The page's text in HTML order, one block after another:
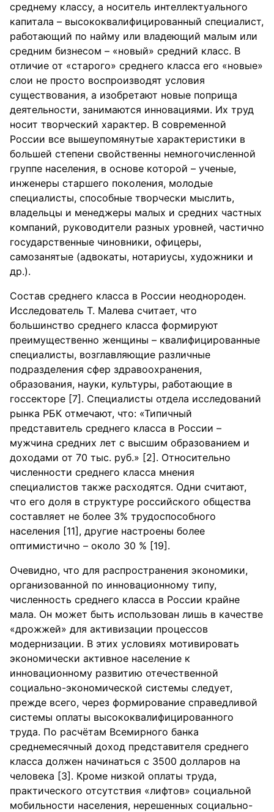
среднему классу, а носитель интеллектуального
капитала – высококвалифицированный специалист,
работающий по найму или владеющий малым или
средним бизнесом – «новый» средний класс. В
отличие от «старого» среднего класса его «новые»
слои не просто воспроизводят условия
существования, а изобретают новые поприща
деятельности, занимаются инновациями. Их труд
носит творческий характер. В современной
России все вышеупомянутые характеристики в
большей степени свойственны немногочисленной
группе населения, в основе которой – ученые,
инженеры старшего поколения, молодые
специалисты, способные творчески мыслить,
владельцы и менеджеры малых и средних частных
компаний, руководители разных уровней, частично
государственные чиновники, офицеры,
самозанятые (адвокаты, нотариусы, художники и
др.).
Состав среднего класса в России неоднороден.
Исследователь Т. Малева считает, что
большинство среднего класса формируют
преимущественно женщины – квалифицированные
специалисты, возглавляющие различные
подразделения сфер здравоохранения,
образования, науки, культуры, работающие в
госсекторе [7]. Специалисты отдела исследований
рынка РБК отмечают, что: «Типичный
представитель среднего класса в России –
мужчина средних лет с высшим образованием и
доходами от 70 тыс. руб.» [2]. Относительно
численности среднего класса мнения
специалистов также расходятся. Одни считают,
что его доля в структуре российского общества
составляет не более 3% трудоспособного
населения [11], другие настроены более
оптимистично – около 30 % [19].
Очевидно, что для распространения экономики,
организованной по инновационному типу,
численность среднего класса в России крайне
мала. Он может быть использован лишь в качестве
«дрожжей» для активизации процессов
модернизации. В этих условиях мотивировать
экономически активное население к
инновационному развитию отечественной
социально-экономической системы следует,
прежде всего, через формирование справедливой
системы оплаты высококвалифицированного
труда. По расчётам Всемирного банка
среднемесячный доход представителя среднего
класса должен начинаться с 3500 долларов на
человека [3]. Кроме низкой оплаты труда,
практического отсутствия «лифтов» социальной
мобильности населения, нерешенных социально-